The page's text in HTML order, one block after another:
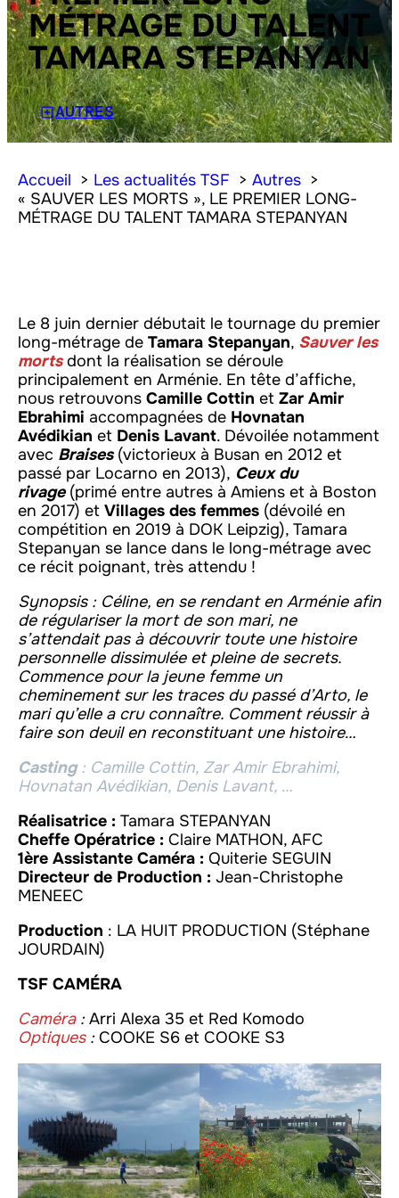
MÉTRAGE DU TALENT
TAMARA STEPANYAN
AUTRES
Accueil Les actualités TSF
Autres
« SAUVER LES MORTS », LE PREMIER LONG-
MÉTRAGE DU TALENT TAMARA STEPANYAN
Le 8 juin dernier débutait le tournage du premier
long-métrage de Tamara Stepanyan, Sauver les
mortsdont la réalisation se déroule
principalement en Arménie. En tête d’affiche,
nous retrouvons Camille Cottin et Zar Amir
Ebrahimi accompagnées de Hovnatan
Avédikian et Denis Lavant. Dévoilée notamment
avec Braises(victorieux à Busan en 2012 et
passé par Locarno en 2013), Ceux du
rivage (primé entre autres à Amiens et à Boston
en 2017) et Villages des femmes (dévoilé en
compétition en 2019 à DOK Leipzig), Tamara
Stepanyan se lance dans le long-métrage avec
ce récit poignant, très attendu !
Synopsis : Céline, en se rendant en Arménie afin
de régulariser la mort de son mari, ne
s’attendait pas à découvrir toute une histoire
personnelle dissimulée et pleine de secrets.
Commence pour la jeune femme un
cheminement sur les traces du passé d’Arto, le
mari qu’elle a cru connaître. Comment réussir à
faire son deuil en reconstituant une histoire…
Casting: Camille Cottin, Zar Amir Ebrahimi,
Hovnatan Avédikian, Denis Lavant, …
Réalisatrice : Tamara STEPANYAN
Cheffe Opératrice : Claire MATHON, AFC
1ère Assistante Caméra : Quiterie SEGUIN
Directeur de Production : Jean-Christophe
MENEEC
Production : LA HUIT PRODUCTION (Stéphane
JOURDAIN)
TSF CAMÉRA
Caméra:Arri Alexa 35 et Red Komodo
Optiques:COOKE S6 et COOKE S3